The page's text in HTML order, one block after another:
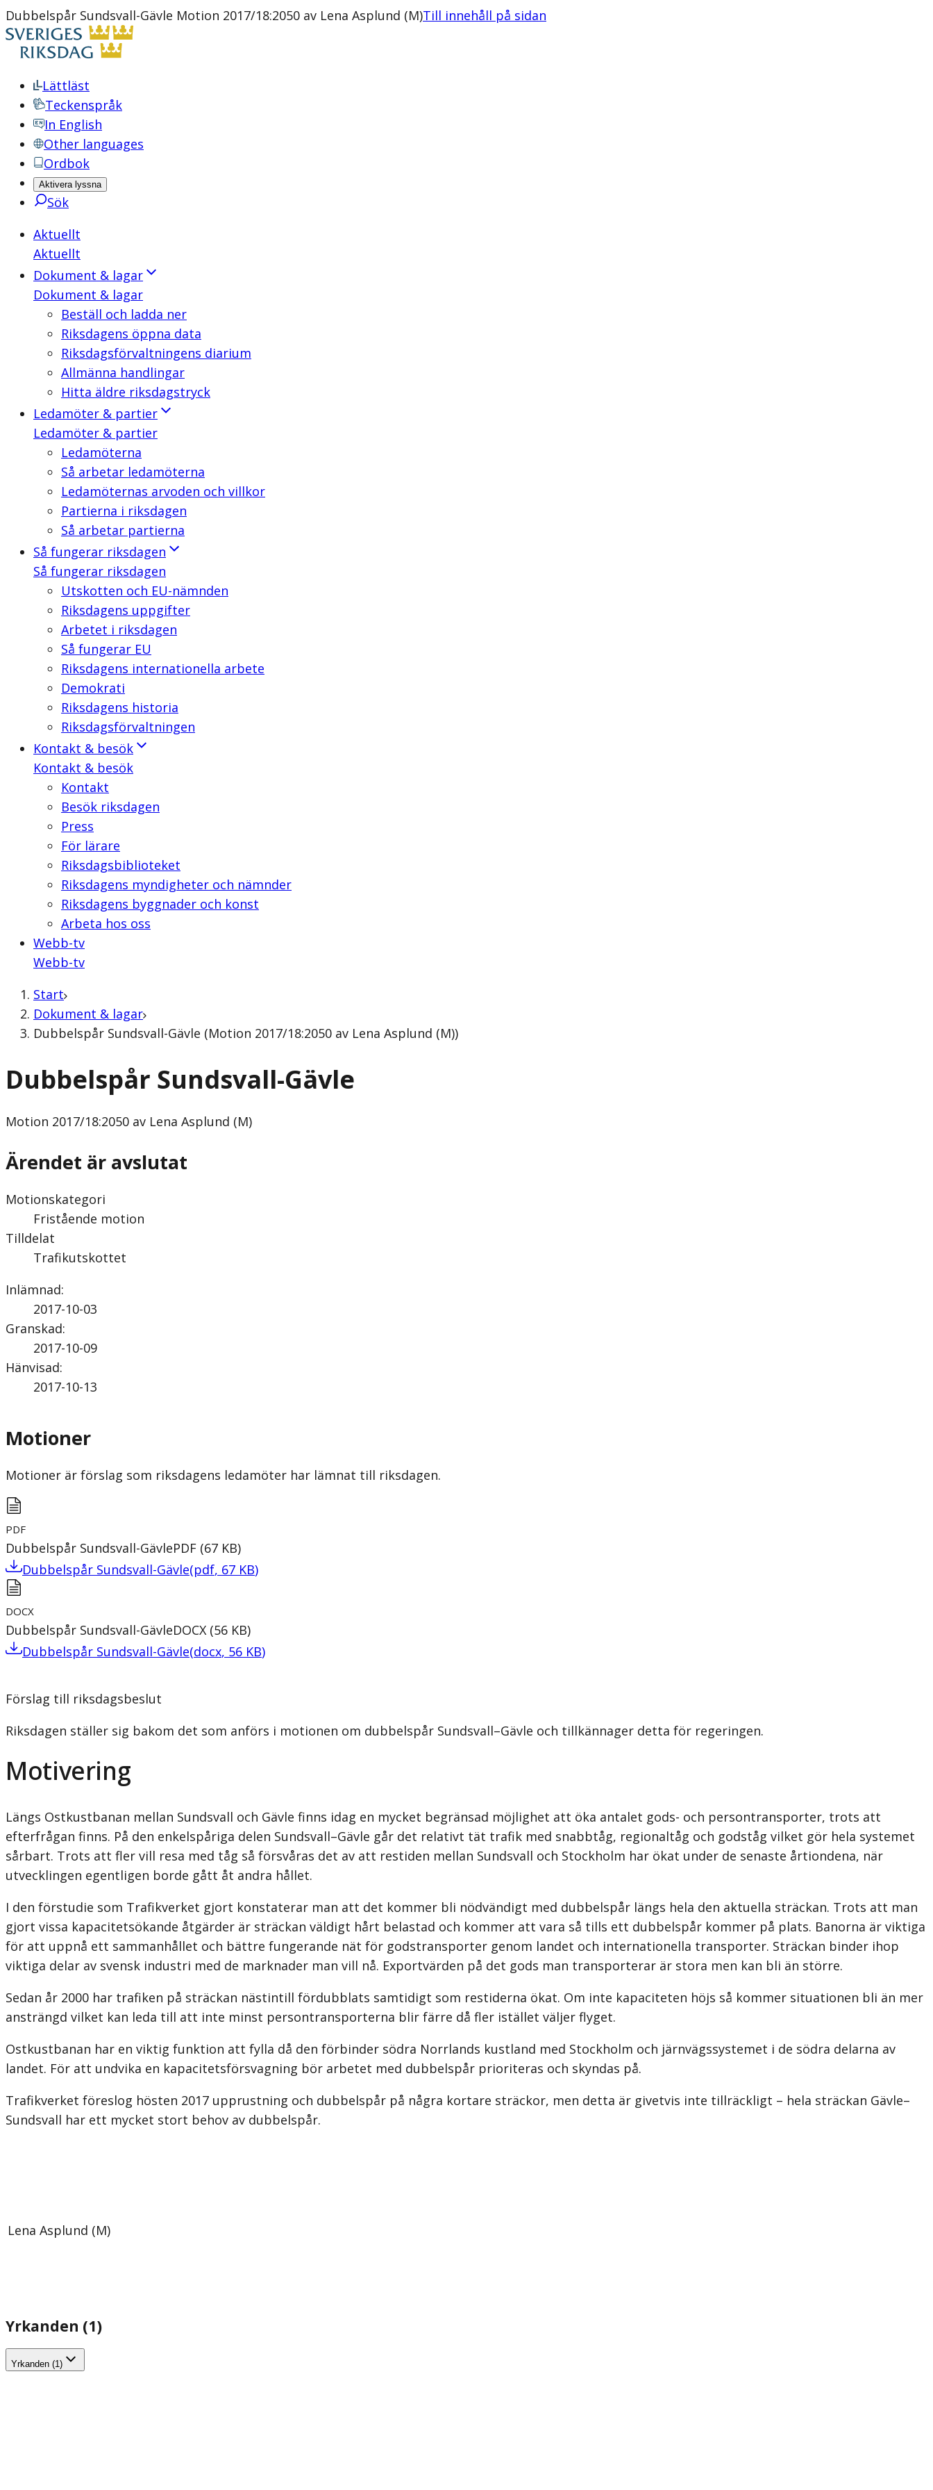
Dubbelspår Sundsvall-Gävle Motion 2017/18:2050 av Lena Asplund (M)Till innehåll på sidan
Lättläst
Teckenspråk
In English
Other languages
Ordbok
Aktivera lyssna
Sök
Aktuellt
Aktuellt
Dokument & lagar
Dokument & lagar
Beställ och ladda ner
Riksdagens öppna data
Riksdagsförvaltningens diarium
Allmänna handlingar
Hitta äldre riksdagstryck
Ledamöter & partier
Ledamöter & partier
Ledamöterna
Så arbetar ledamöterna
Ledamöternas arvoden och villkor
Partierna i riksdagen
Så arbetar partierna
Så fungerar riksdagen
Så fungerar riksdagen
Utskotten och EU-nämnden
Riksdagens uppgifter
Arbetet i riksdagen
Så fungerar EU
Riksdagens internationella arbete
Demokrati
Riksdagens historia
Riksdagsförvaltningen
Kontakt & besök
Kontakt & besök
Kontakt
Besök riksdagen
Press
För lärare
Riksdagsbiblioteket
Riksdagens myndigheter och nämnder
Riksdagens byggnader och konst
Arbeta hos oss
Webb-tv
Webb-tv
Start
Dokument & lagar
Dubbelspår Sundsvall-Gävle (Motion 2017/18:2050 av Lena Asplund (M))
Dubbelspår Sundsvall-Gävle
Motion 2017/18:2050 av Lena Asplund (M)
Ärendet är avslutat
Motionskategori
Fristående motion
Tilldelat
Trafikutskottet
Inlämnad:
2017-10-03
Granskad:
2017-10-09
Hänvisad:
2017-10-13
Motioner
Motioner är förslag som riksdagens ledamöter har lämnat till riksdagen.
PDF
Dubbelspår Sundsvall-GävlePDF (67 KB)
Dubbelspår Sundsvall-Gävle(pdf, 67 KB)
DOCX
Dubbelspår Sundsvall-GävleDOCX (56 KB)
Dubbelspår Sundsvall-Gävle(docx, 56 KB)
Förslag till riksdagsbeslut
Riksdagen ställer sig bakom det som anförs i motionen om dubbelspår Sundsvall–Gävle och tillkännager detta för regeringen.
Motivering
Längs Ostkustbanan mellan Sundsvall och Gävle finns idag en mycket begränsad möjlighet att öka antalet gods- och persontransporter, trots att
efterfrågan finns. På den enkelspåriga delen Sundsvall–Gävle går det relativt tät trafik med snabbtåg, regionaltåg och godståg vilket gör hela systemet
sårbart. Trots att fler vill resa med tåg så försvåras det av att restiden mellan Sundsvall och Stockholm har ökat under de senaste årtiondena, när
utvecklingen egentligen borde gått åt andra hållet.
I den förstudie som Trafikverket gjort konstaterar man att det kommer bli nödvändigt med dubbelspår längs hela den aktuella sträckan. Trots att man
gjort vissa kapacitetsökande åtgärder är sträckan väldigt hårt belastad och kommer att vara så tills ett dubbelspår kommer på plats. Banorna är viktiga
för att uppnå ett sammanhållet och bättre fungerande nät för godstransporter genom landet och internationella transporter. Sträckan binder ihop
viktiga delar av svensk industri med de marknader man vill nå. Exportvärden på det gods man transporterar är stora men kan bli än större.
Sedan år 2000 har trafiken på sträckan nästintill fördubblats samtidigt som restiderna ökat. Om inte kapaciteten höjs så kommer situationen bli än mer
ansträngd vilket kan leda till att inte minst persontransporterna blir färre då fler istället väljer flyget.
Ostkustbanan har en viktig funktion att fylla då den förbinder södra Norrlands kustland med Stockholm och järnvägssystemet i de södra delarna av
landet. För att undvika en kapacitetsförsvagning bör arbetet med dubbelspår prioriteras och skyndas på.
Trafikverket föreslog hösten 2017 upprustning och dubbelspår på några kortare sträckor, men detta är givetvis inte tillräckligt – hela sträckan Gävle–
Sundsvall har ett mycket stort behov av dubbelspår.
Lena Asplund (M)
Yrkanden (1)
Yrkanden (1)